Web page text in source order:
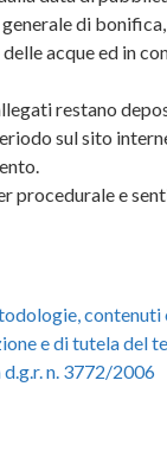
di
acque ed in
restano
sul sito
procedurale e
e di tutela del
n. 3772/2006